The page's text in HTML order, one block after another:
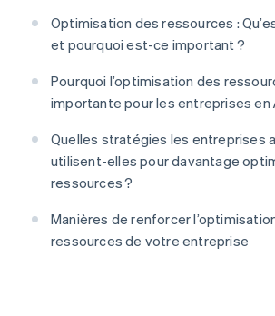
Optimisation des ressources :
et pourquoi est-ce important ?
Pourquoi l’optimisation des
importante pour les entreprises en
Quelles stratégies les entreprises
utilisent-elles pour davantage
ressources ?
Manières de renforcer
ressources de votre entreprise